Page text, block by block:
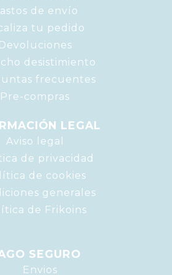
de envío
tu pedido
Devoluciones
desistimiento
frecuentes
Pre-compras
LEGAL
Aviso legal
de privacidad
de cookies
generales
de Frikoins
SEGURO